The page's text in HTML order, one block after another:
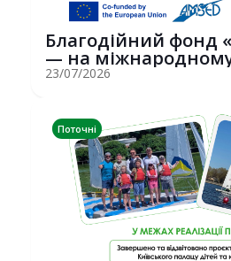
Благодійний фонд
— на міжнародному
Erasmus+ у С...
23/07/2026
Поточні